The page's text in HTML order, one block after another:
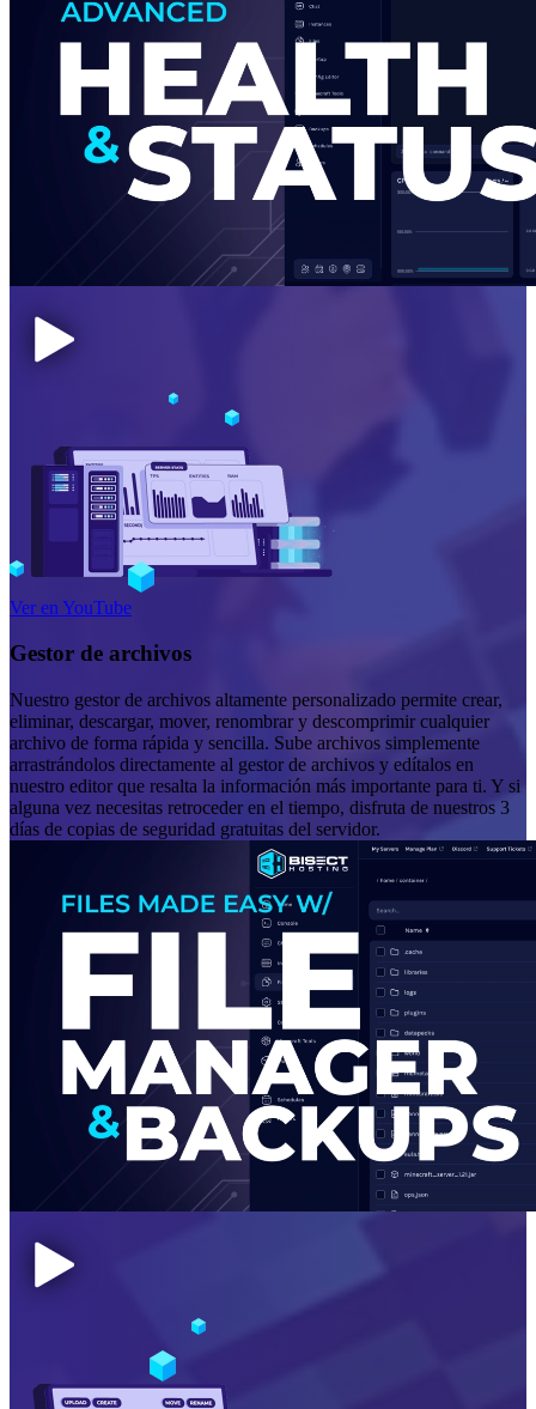
Ver en YouTube
Gestor de archivos
Nuestro gestor de archivos altamente personalizado permite crear,
eliminar, descargar, mover, renombrar y descomprimir cualquier
archivo de forma rápida y sencilla. Sube archivos simplemente
arrastrándolos directamente al gestor de archivos y edítalos en
nuestro editor que resalta la información más importante para ti. Y si
alguna vez necesitas retroceder en el tiempo, disfruta de nuestros 3
días de copias de seguridad gratuitas del servidor.